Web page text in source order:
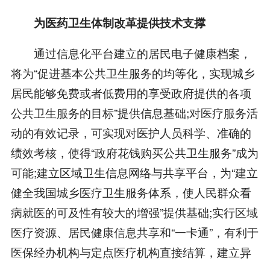
为医药卫生体制改革提供技术支撑
通过信息化平台建立的居民电子健康档案，
将为“促进基本公共卫生服务的均等化，实现城乡
居民能够免费或者低费用的享受政府提供的各项
公共卫生服务的目标”提供信息基础;对医疗服务活
动的有效记录，可实现对医护人员科学、准确的
绩效考核，使得“政府花钱购买公共卫生服务”成为
可能;建立区域卫生信息网络与共享平台，为“建立
健全我国城乡医疗卫生服务体系，使人民群众看
病就医的可及性有较大的增强”提供基础;实行区域
医疗资源、居民健康信息共享和“一卡通”，有利于
医保经办机构与定点医疗机构直接结算，建立异